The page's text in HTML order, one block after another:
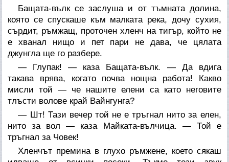
Бащата-вълк се заслуша и от тъмната долина,
която се спускаше към малката река, дочу сухия,
сърдит, ръмжащ, проточен хленч на тигър, който не
е хванал нищо и пет пари не дава, че цялата
джунгла ще го разбере.
— Глупак! — каза Бащата-вълк. — Да вдига
такава врява, когато почва нощна работа! Какво
мисли той — че нашите елени са като неговите
тлъсти волове край Вайнгунга?
— Шт! Тази вечер той не е тръгнал нито за елен,
нито за вол — каза Майката-вълчица. — Той е
тръгнал за Човек!
Хленчът премина в глухо ръмжене, което сякаш